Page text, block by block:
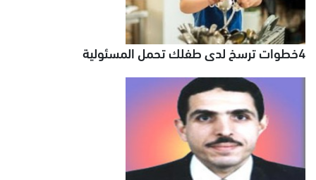
4خطوات ترسخ لدى طفلك تحمل المسئولية